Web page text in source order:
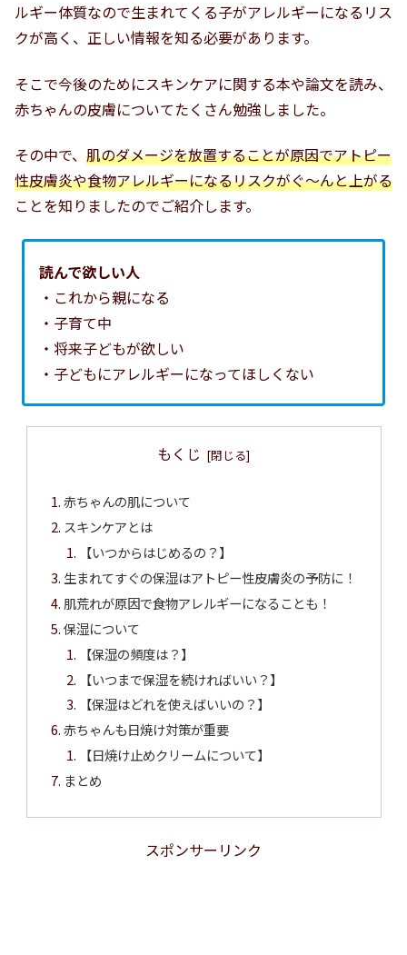
ルギー体質なので生まれてくる子がアレルギーになるリス
クが高く、正しい情報を知る必要があります。
そこで今後のためにスキンケアに関する本や論文を読み、
赤ちゃんの皮膚についてたくさん勉強しました。
その中で、 肌のダメージを放置することが原因でアトピー
性皮膚炎や食物アレルギーになるリスクがぐ～んと上がる
ことを知りましたのでご紹介します。
読んで欲しい人
・これから親になる
・子育て中
・将来子どもが欲しい
・子どもにアレルギーになってほしくない
もくじ
赤ちゃんの肌について
スキンケアとは
【いつからはじめるの？】
生まれてすぐの保湿はアトピー性皮膚炎の予防に！
肌荒れが原因で食物アレルギーになることも！
保湿について
【保湿の頻度は？】
【いつまで保湿を続ければいい？】
【保湿はどれを使えばいいの？】
赤ちゃんも日焼け対策が重要
【日焼け止めクリームについて】
まとめ
スポンサーリンク